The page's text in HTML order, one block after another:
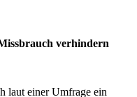
verhindern
laut einer Umfrage ein